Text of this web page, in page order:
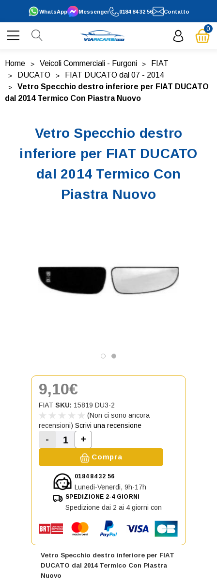
0184 84 32 56
WhatsApp Contatto
Messenger
0
Home Veicoli Commerciali - Furgoni
FIAT
DUCATO
FIAT DUCATO dal 07 - 2014
Vetro Specchio destro inferiore per FIAT DUCATO
dal 2014 Termico Con Piastra Nuovo
Vetro Specchio destro
inferiore per FIAT DUCATO
dal 2014 Termico Con
Piastra Nuovo
Vetro Specchio destro inferiore per FIAT
DUCATO dal 2014 Termico Con Piastra
Nuovo
9,10€
FIAT SKU: 15819 DU3-2
(Non ci sono ancora
recensioni) Scrivi una recensione
Diminuisci la quantità di Vetro Specchio
-
Aumenta la quantità di Vetro
+
Compra
0184 84 32 56
Lunedi-Venerdi, 9h-17h
SPEDIZIONE 2-4 GIORNI
Spedizione dai 2 ai 4 giorni con